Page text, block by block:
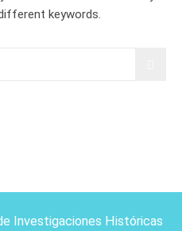
keywords.
Investigaciones Históricas